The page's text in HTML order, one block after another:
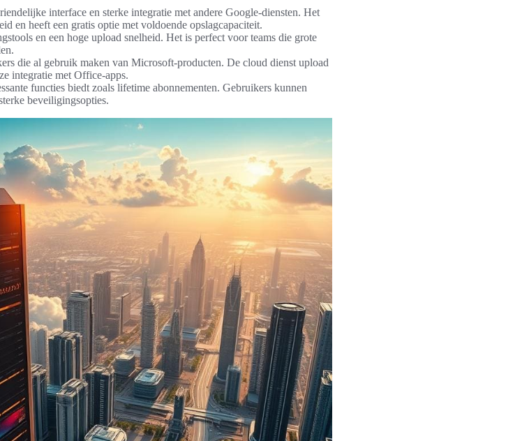
interface en sterke integratie met andere Google-diensten. Het
en heeft een gratis optie met voldoende opslagcapaciteit.
en een hoge upload snelheid. Het is perfect voor teams die grote
die al gebruik maken van Microsoft-producten. De cloud dienst upload
integratie met Office-apps.
functies biedt zoals lifetime abonnementen. Gebruikers kunnen
beveiligingsopties.